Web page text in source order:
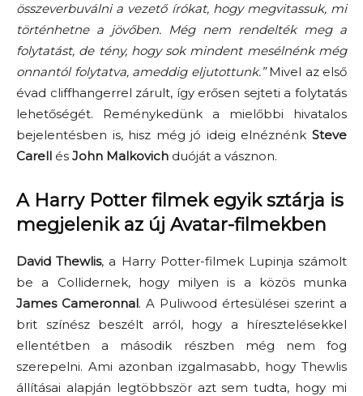
összeverbuválni a vezető írókat, hogy megvitassuk, mi
történhetne a jövőben. Még nem rendelték meg a
folytatást, de tény, hogy sok mindent mesélnénk még
onnantól folytatva, ameddig eljutottunk.”Mivel az első
évad cliffhangerrel zárult, így erősen sejteti a folytatás
lehetőségét. Reménykedünk a mielőbbi hivatalos
bejelentésben is, hisz még jó ideig elnéznénk Steve
Carell és John Malkovich duóját a vásznon.
A Harry Potter filmek egyik sztárja is
megjelenik az új Avatar-filmekben
David Thewlis, a Harry Potter-filmek Lupinja számolt
be a Collidernek, hogy milyen is a közös munka
James Cameronnal. A Puliwood értesülései szerint a
brit színész beszélt arról, hogy a híresztelésekkel
ellentétben a második részben még nem fog
szerepelni. Ami azonban izgalmasabb, hogy Thewlis
állításai alapján legtöbbször azt sem tudta, hogy mi